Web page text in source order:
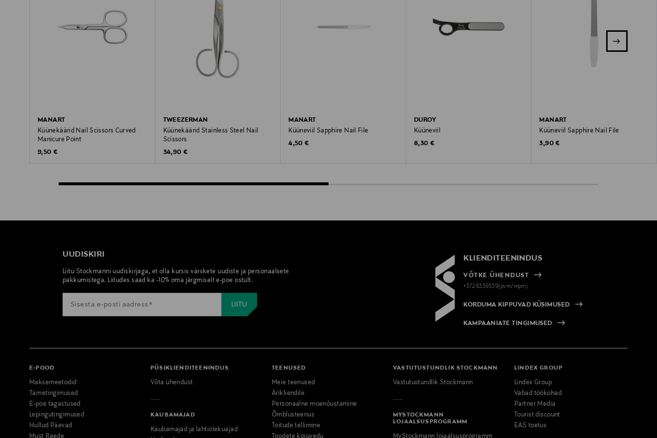
MANART
Küünekäärid Nail Scissors Curved
Manicure Point
Original Price
9,50 €
TWEEZERMAN
Küünekäärid Stainless Steel Nail
Scissors
Original Price
34,90 €
MANART
Küüneviil Sapphire Nail File
Original Price
4,50 €
DUROY
Küüneviil
Original Price
8,30 €
MANART
Küüneviil Sapphire Nail File
Original Price
3,90 €
UUDISKIRI
Liitu Stockmanni uudiskirjaga, et olla kursis värskete uudiste ja personaalsete
pakkumistega. Liitudes saad ka -10% oma järgmiselt e-poe ostult.
KLIENDITEENINDUS
VÕTKE ÜHENDUST
+372 6339539(pvm/mpm)
KORDUMA KIPPUVAD KÜSIMUSED
KAMPAANIATE TINGIMUSED
E-POOD
Maksemeetodid
Tarnetingimused
E-poe tagastused
Lepingutingimused
Hullud Päevad
Must Reede
PÜSIKLIENDITEENINDUS
Võta ühendust
KAUBAMAJAD
Kaubamajad ja lahtiolekuajad
TEENUSED
Meie teenused
Ärikliendile
Personaalne moenõustamine
Õmblusteenus
Toitude tellimine
Toodete kojuvedu
VASTUTUSTUNDLIK STOCKMANN
Vastutustundlik Stockmann
MYSTOCKMANN
LOJAALSUSPROGRAMM
MyStockmann lojaalsusprogramm
LINDEX GROUP
Lindex Group
Vabad töökohad
Partner Media
Tourist discount
EAS toetus